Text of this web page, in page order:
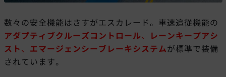
数々の安全機能はさすがエスカレード。車速追従機能の
アダプティブクルーズコントロール、
レーンキープアシ
スト、 エマージェンシーブレーキシステムが標準で装備
されています。